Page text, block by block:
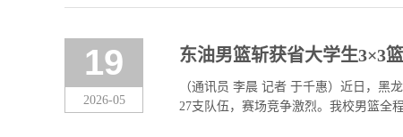
19
2026-05
东油男篮斩获省大学生3×3
（通讯员 李晨 记者 于千惠）近日，黑
27支队伍，赛场竞争激烈。我校男篮全